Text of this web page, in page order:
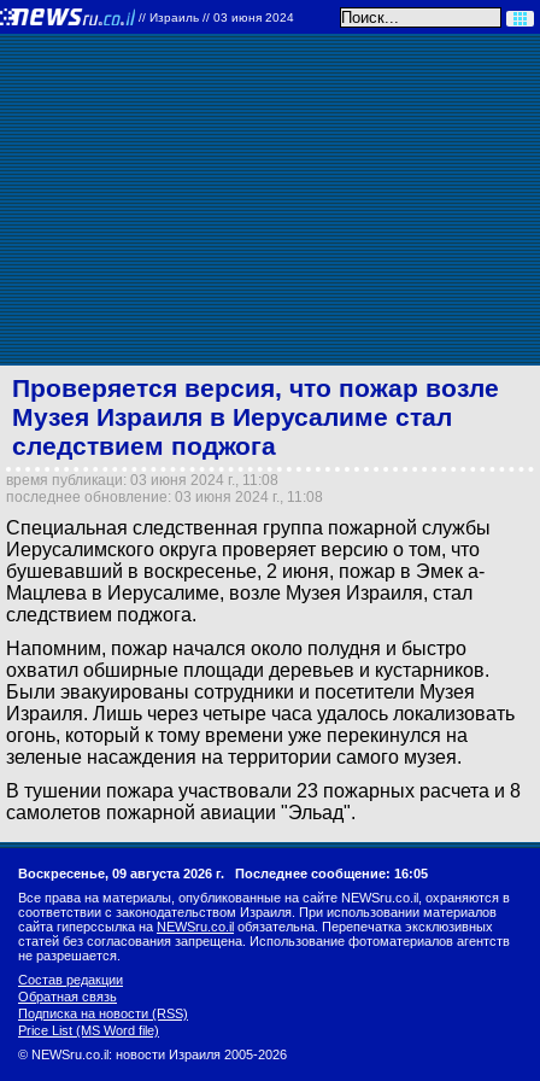
// Израиль // 03 июня 2024
Проверяется версия, что пожар возле
Музея Израиля в Иерусалиме стал
следствием поджога
время публикаци: 03 июня 2024 г., 11:08
последнее обновление: 03 июня 2024 г., 11:08
Специальная следственная группа пожарной службы
Иерусалимского округа проверяет версию о том, что
бушевавший в воскресенье, 2 июня, пожар в Эмек а-
Мацлева в Иерусалиме, возле Музея Израиля, стал
следствием поджога.
Напомним, пожар начался около полудня и быстро
охватил обширные площади деревьев и кустарников.
Были эвакуированы сотрудники и посетители Музея
Израиля. Лишь через четыре часа удалось локализовать
огонь, который к тому времени уже перекинулся на
зеленые насаждения на территории самого музея.
В тушении пожара участвовали 23 пожарных расчета и 8
самолетов пожарной авиации "Эльад".
Воскресенье, 09 августа 2026 г. Последнее сообщение: 16:05
Все права на материалы, опубликованные на сайте NEWSru.co.il, охраняются в
соответствии с законодательством Израиля. При использовании материалов
сайта гиперссылка на NEWSru.co.il обязательна. Перепечатка эксклюзивных
статей без согласования запрещена. Использование фотоматериалов агентств
не разрешается.
Состав редакции
Обратная связь
Подписка на новости (RSS)
Price List (MS Word file)
© NEWSru.co.il: новости Израиля 2005-2026